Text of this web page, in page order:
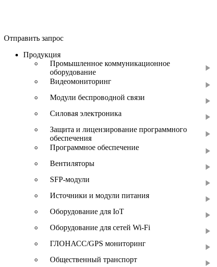
Отправить запрос
Продукция
Промышленное коммуникационное
оборудование
Видеомониторинг
Модули беспроводной связи
Силовая электроника
Защита и лицензирование программного
обеспечения
Программное обеспечение
Вентиляторы
SFP-модули
Источники и модули питания
Оборудование для IoT
Оборудование для сетей Wi-Fi
ГЛОНАСС/GPS мониторинг
Общественный транспорт